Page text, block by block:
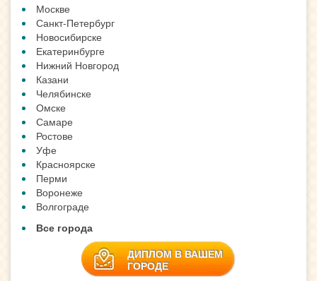
Москве
Санкт-Петербург
Новосибирске
Екатеринбурге
Нижний Новгород
Казани
Челябинске
Омске
Самаре
Ростове
Уфе
Красноярске
Перми
Воронеже
Волгограде
Все города
ДИПЛОМ В ВАШЕМ
ГОРОДЕ